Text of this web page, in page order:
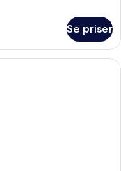
Se priser
hotellrum med en